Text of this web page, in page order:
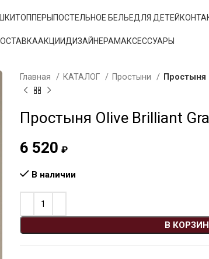
ТОППЕРЫ ПОСТЕЛЬНОЕ БЕЛЬЕДЛЯ ДЕТЕЙ
АКЦИИДИЗАЙНЕРАМАКСЕССУАРЫ
Главная КАТАЛОГ Простыни Простыня
Простыня Olive Brilliant
6 520 ₽
В наличии
В